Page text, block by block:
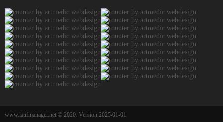
www.laufmanager.net © 2020. Version 2025-01-01